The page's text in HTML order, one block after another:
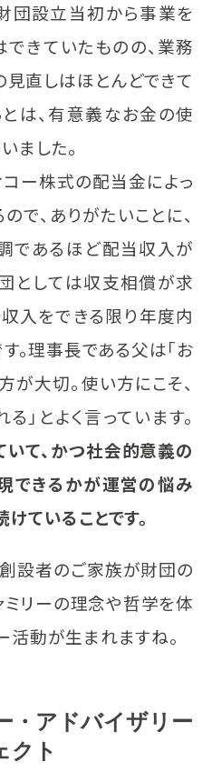
財団設立当初から事業を
きていたものの、業務
直しはほとんどできて
は、有意義なお金の使
ました。
ー株式の配当金によっ
で、ありがたいことに、
であるほど配当収入が
としては収支相償が求
入をできる限り年度内
。理事長である父は「お
が大切。使い方にこそ、
」とよく言っています。
て、かつ社会的意義の
できるかが運営の悩み
ていることです。
設者のご家族が財団の
ミリーの理念や哲学を体
活動が生まれますね。
・アドバイザリー
クト